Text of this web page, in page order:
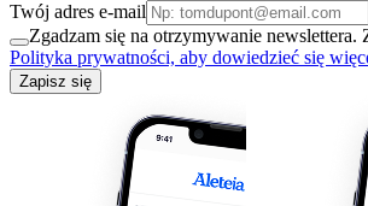
Twój adres e-mail
Zgadzam się na otrzymywanie newslettera.
Polityka prywatności, aby dowiedzieć się
Zapisz się